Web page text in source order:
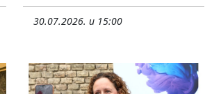
30.07.2026. u 15:00